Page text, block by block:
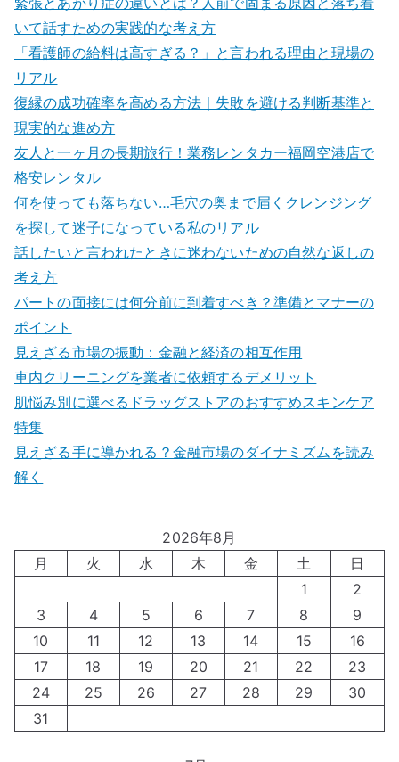
いて話すための実践的な考え方
「看護師の給料は高すぎる？」と言われる理由と現場の
リアル
復縁の成功確率を高める方法｜失敗を避ける判断基準と
現実的な進め方
友人と一ヶ月の長期旅行！業務レンタカー福岡空港店で
格安レンタル
何を使っても落ちない…毛穴の奥まで届くクレンジング
を探して迷子になっている私のリアル
話したいと言われたときに迷わないための自然な返しの
考え方
パートの面接には何分前に到着すべき？準備とマナーの
ポイント
見えざる市場の振動：金融と経済の相互作用
車内クリーニングを業者に依頼するデメリット
肌悩み別に選べるドラッグストアのおすすめスキンケア
特集
見えざる手に導かれる？金融市場のダイナミズムを読み
解く
2026年8月
月
火 水 木 金 土
日
1
2
3
4 5 6 7 8
9
10
11 12 13 14 15
16
17
18 19 20 21 22
23
24
25 26 27 28 29
30
31